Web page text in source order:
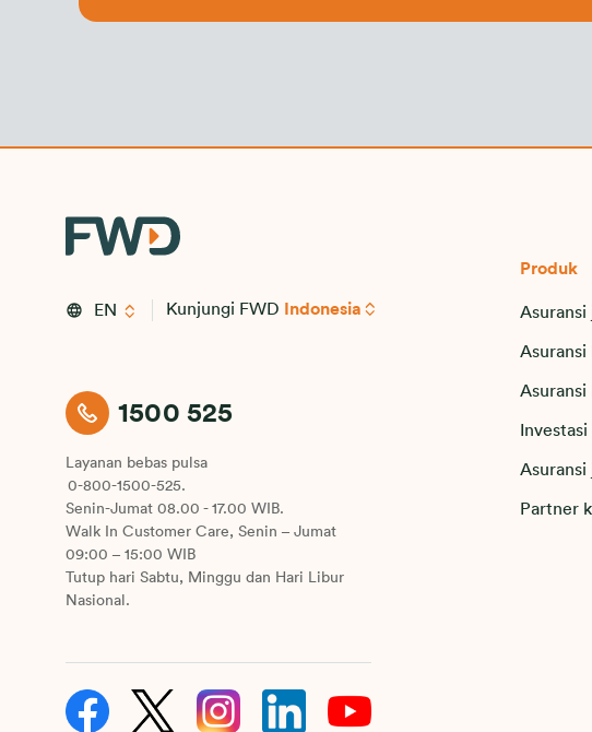
EN Kunjungi FWD Indonesia
1500 525
Layanan bebas pulsa
0-800-1500-525.
Senin-Jumat 08.00 - 17.00 WIB.
Walk In Customer Care, Senin – Jumat
09:00 – 15:00 WIB
Tutup hari Sabtu, Minggu dan Hari Libur
Nasional.
Produk
Asuransi
Asuransi
Asuransi
Partner